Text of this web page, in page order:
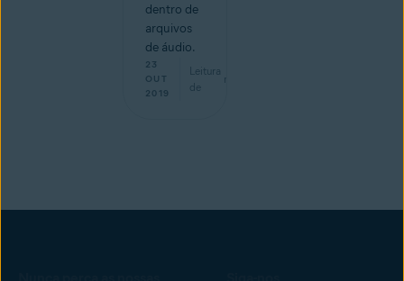
dentro de
arquivos
de áudio.
23
OUT
2019
Leitura
de
min